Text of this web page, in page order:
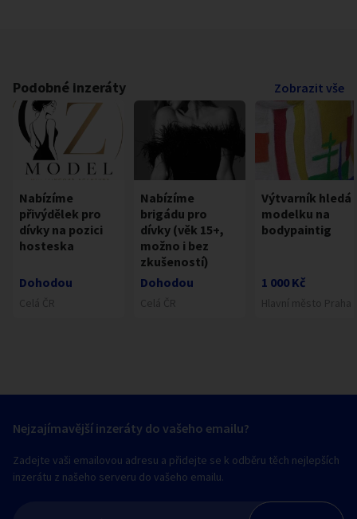
Podobné inzeráty Zobrazit vše
Nabízíme
přivýdělek pro
dívky na pozici
hosteska
Dohodou
Nabízíme
brigádu pro
dívky (věk 15+,
možno i bez
zkušeností)
Dohodou
Výtvarník hledá
modelku na
bodypaintig
1 000 Kč
Nejzajímavější inzeráty do vašeho emailu?
Zadejte vaši emailovou adresu a přidejte se k odběru těch nejlepších
inzerátu z našeho serveru do vašeho emailu.